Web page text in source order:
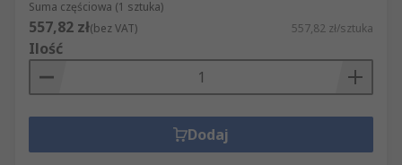
Suma częściowa (1 sztuka)
557,82 zł(bez VAT) 557,82 zł/sztuka
Ilość
Dodaj